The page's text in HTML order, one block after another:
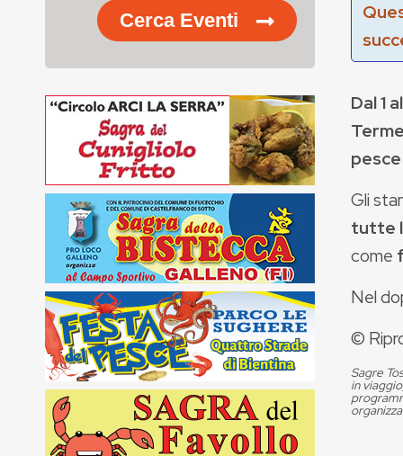
Dal 1
Gli
tutte
come
Nel
©
Sagre
in
Cerca Eventi